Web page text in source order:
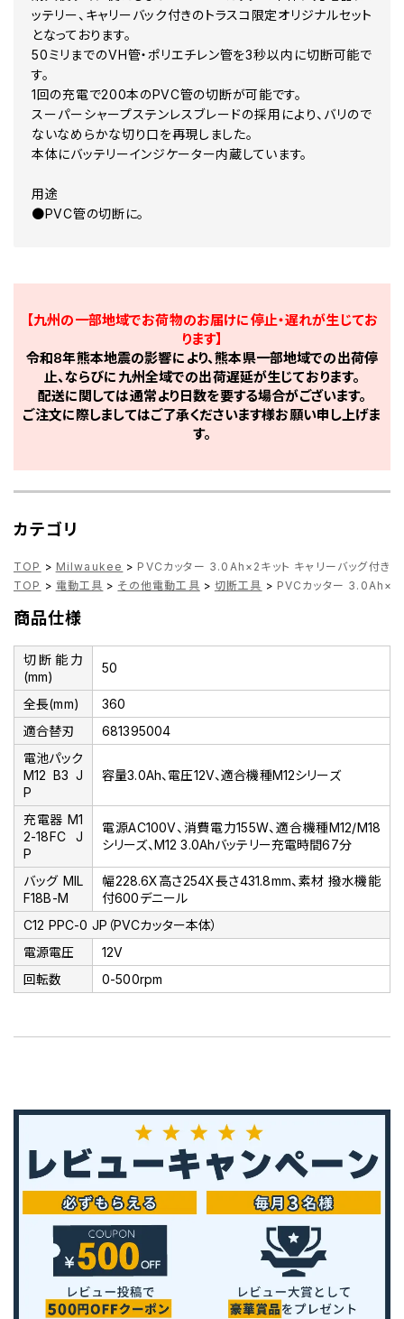
ッテリー、キャリーバック付きのトラスコ限定オリジナルセット
となっております。
50ミリまでのVH管・ポリエチレン管を3秒以内に切断可能で
す。
1回の充電で200本のPVC管の切断が可能です。
スーパーシャープステンレスブレードの採用により、バリので
ないなめらかな切り口を再現しました。
本体にバッテリーインジケーター内蔵しています。
用途
●PVC管の切断に。
【九州の一部地域でお荷物のお届けに停止・遅れが生じてお
ります】
令和8年熊本地震の影響により、熊本県一部地域での出荷停
止、ならびに九州全域での出荷遅延が生じております。
配送に関しては通常より日数を要する場合がございます。
ご注文に際しましてはご了承くださいます様お願い申し上げま
す。
カテゴリ
TOP > Milwaukee > PVCカッター 3.0Ah×2キット キャリーバッグ付き
TOP > 電動工具 > その他電動工具 > 切断工具 > PVCカッター 3.0Ah×2
商品仕様
切断能力
(mm)
50
全長(mm)
360
適合替刃
681395004
電池パック
M12 B3 J
P
容量3.0Ah、電圧12V、適合機種M12シリーズ
充電器 M1
2-18FC J
P
電源AC100V、消費電力155W、適合機種M12/M18
シリーズ、M12 3.0Ahバッテリー充電時間67分
バッグ MIL
F18B-M
幅228.6X高さ254X長さ431.8mm、素材 撥水機能
付600デニール
C12 PPC-0 JP（PVCカッター本体）
電源電圧
12V
回転数
0-500rpm